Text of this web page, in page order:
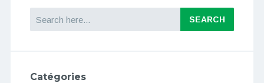
Catégories